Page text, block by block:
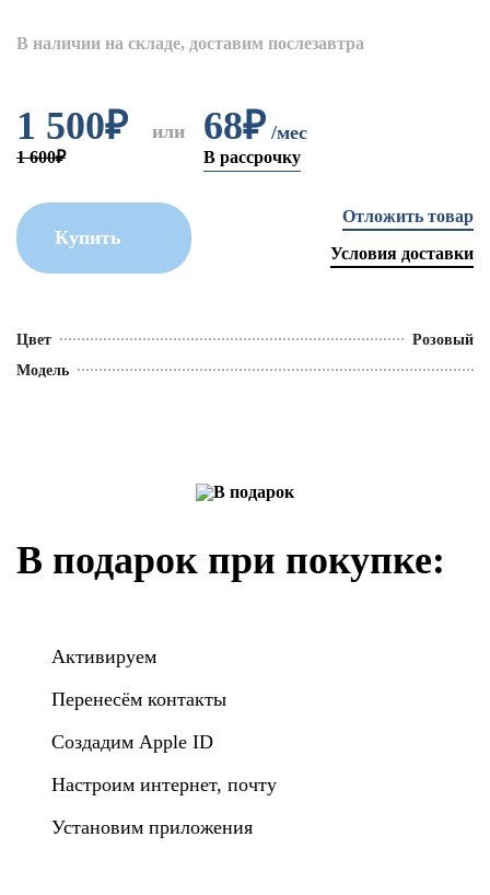
В наличии на складе, доставим послезавтра
1 500₽ или 68₽ /мес
В рассрочку
1 600₽
Купить
Отложить товар
Условия доставки
Цвет
Розовый
Модель
В подарок при покупке:
Активируем
Перенесём контакты
Создадим Apple ID
Настроим интернет, почту
Установим приложения